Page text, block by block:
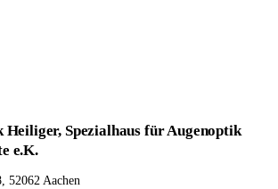
Spezialhaus für Augenoptik
e.K.
52062 Aachen